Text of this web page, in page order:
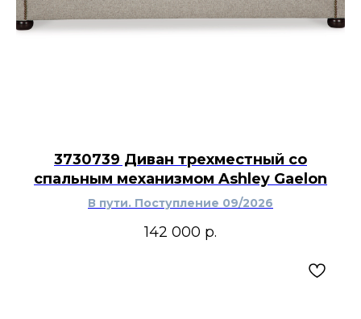
3730739 Диван трехместный со
спальным механизмом Ashley Gaelon
В пути. Поступление 09/2026
142 000 р.